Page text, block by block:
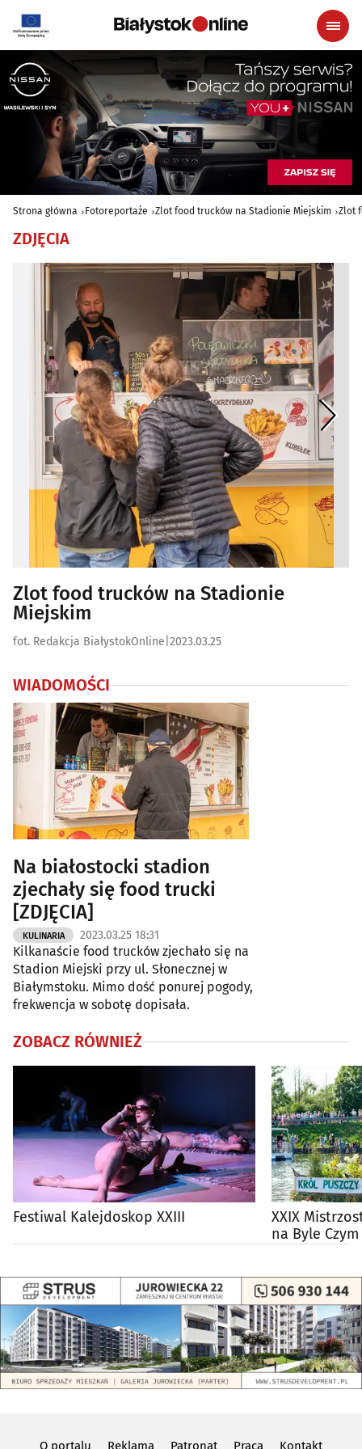
Strona główna Fotoreportaże Zlot food trucków na Stadionie Miejskim Zlot
ZDJĘCIA
Zlot food trucków na Stadionie
Miejskim
fot. Redakcja BiałystokOnline 2023.03.25
WIADOMOŚCI
Na białostocki stadion
zjechały się food trucki
[ZDJĘCIA]
KULINARIA 2023.03.25 18:31
Kilkanaście food trucków zjechało się na
Stadion Miejski przy ul. Słonecznej w
Białymstoku. Mimo dość ponurej pogody,
frekwencja w sobotę dopisała.
ZOBACZ RÓWNIEŻ
Festiwal Kalejdoskop XXIII
XXIX
na Byle Czym
O portalu Reklama Patronat Praca Kontakt